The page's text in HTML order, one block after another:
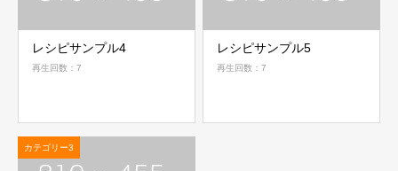
レシピサンプル4
再生回数：7
レシピサンプル5
再生回数：7
カテゴリー3